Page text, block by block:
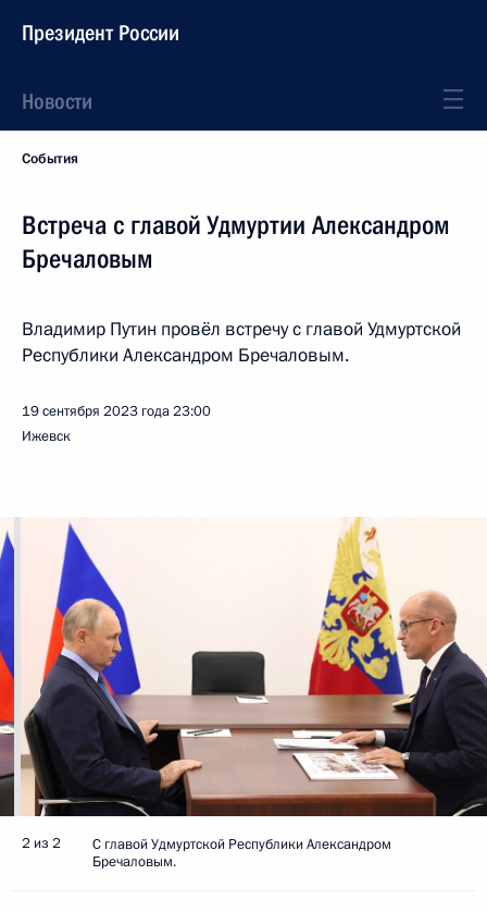
Президент России
Новости
События
Встреча с главой Удмуртии Александром
Бречаловым
Владимир Путин провёл встречу с главой Удмуртской
Республики Александром Бречаловым.
19 сентября 2023 года23:00
Ижевск
2 из 2
С главой Удмуртской Республики Александром
Бречаловым.